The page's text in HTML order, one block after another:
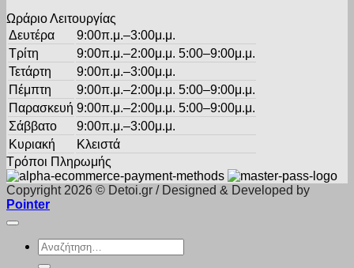
Ωράριο Λειτουργίας
Δευτέρα
9:00π.μ.–3:00μ.μ.
Τρίτη
9:00π.μ.–2:00μ.μ. 5:00–9:00μ.μ.
Τετάρτη
9:00π.μ.–3:00μ.μ.
Πέμπτη
9:00π.μ.–2:00μ.μ. 5:00–9:00μ.μ.
Παρασκευή 9:00π.μ.–2:00μ.μ. 5:00–9:00μ.μ.
Σάββατο
9:00π.μ.–3:00μ.μ.
Κυριακή
Κλειστά
Τρόποι Πληρωμής
Copyright 2026 © Detoi.gr / Designed & Developed by
Pointer
Αναζήτηση
για: